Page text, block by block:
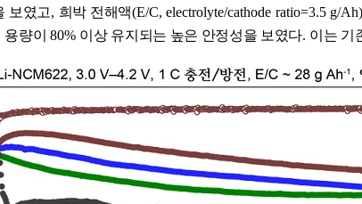
보였고, 희박 전해액(E/C, electrolyte/cathode ratio=3.5 g/
용량이80% 이상 유지되는 높은 안정성을 보였다. 이는 기